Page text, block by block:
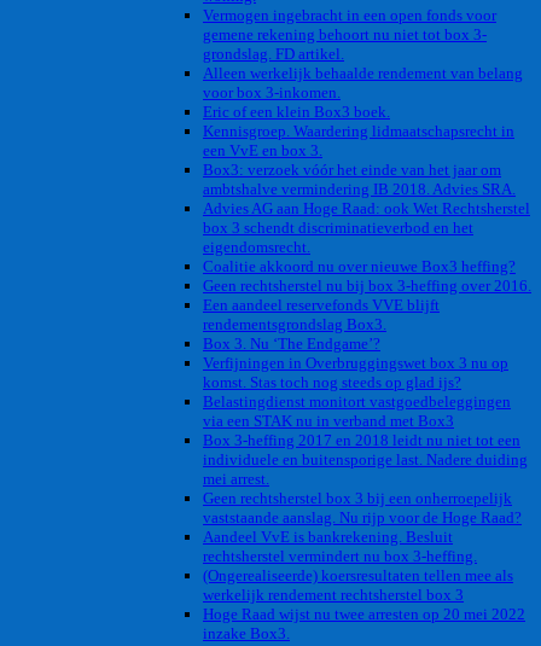
Vermogen ingebracht in een open fonds voor
gemene rekening behoort nu niet tot box 3-
grondslag. FD artikel.
Alleen werkelijk behaalde rendement van belang
voor box 3-inkomen.
Eric of een klein Box3 boek.
Kennisgroep. Waardering lidmaatschapsrecht in
een VvE en box 3.
Box3: verzoek vóór het einde van het jaar om
ambtshalve vermindering IB 2018. Advies SRA.
Advies AG aan Hoge Raad: ook Wet Rechtsherstel
box 3 schendt discriminatieverbod en het
eigendomsrecht.
Coalitie akkoord nu over nieuwe Box3 heffing?
Geen rechtsherstel nu bij box 3-heffing over 2016.
Een aandeel reservefonds VVE blijft
rendementsgrondslag Box3.
Box 3. Nu ‘The Endgame’?
Verfijningen in Overbruggingswet box 3 nu op
komst. Stas toch nog steeds op glad ijs?
Belastingdienst monitort vastgoedbeleggingen
via een STAK nu in verband met Box3
Box 3-heffing 2017 en 2018 leidt nu niet tot een
individuele en buitensporige last. Nadere duiding
mei arrest.
Geen rechtsherstel box 3 bij een onherroepelijk
vaststaande aanslag. Nu rijp voor de Hoge Raad?
Aandeel VvE is bankrekening. Besluit
rechtsherstel vermindert nu box 3-heffing.
(Ongerealiseerde) koersresultaten tellen mee als
werkelijk rendement rechtsherstel box 3
Hoge Raad wijst nu twee arresten op 20 mei 2022
inzake Box3.